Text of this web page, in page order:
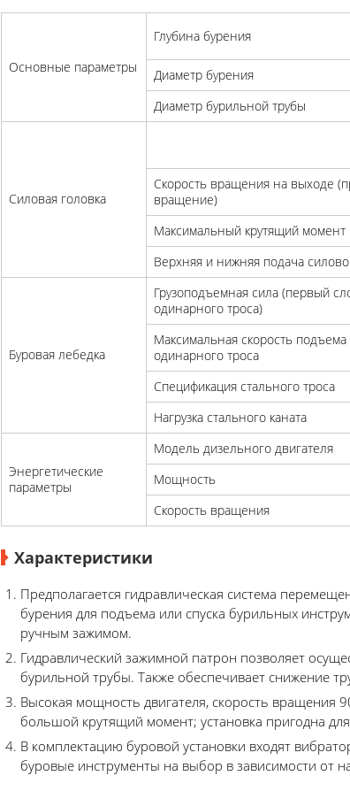
Основные параметры
Глубина бурения
Диаметр бурения
Диаметр бурильной трубы
Силовая головка
Скорость вращения на выходе
вращение)
Максимальный крутящий момент
Верхняя и нижняя подача
Буровая лебедка
Грузоподъемная сила (первый
одинарного троса)
Максимальная скорость подъема
одинарного троса
Спецификация стального троса
Нагрузка стального каната
Энергетические
параметры
Модель дизельного двигателя
Мощность
Скорость вращения
Характеристики
Предполагается гидравлическая система
бурения для подъема или спуска бурильных
ручным зажимом.
Гидравлический зажимной патрон позволяет
бурильной трубы. Также обеспечивает снижение
Высокая мощность двигателя, скорость
большой крутящий момент; установка пригодна
В комплектацию буровой установки входят
буровые инструменты на выбор в зависимости от